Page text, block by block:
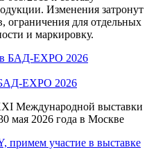
Изменения затронут
ограничения для отдельных
и маркировку.
EXPO 2026
Международной выставки
мая 2026 года в Москве